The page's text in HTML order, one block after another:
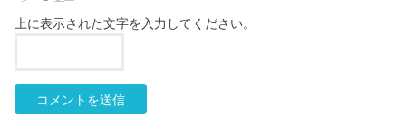
上に表示された文字を入力してください。